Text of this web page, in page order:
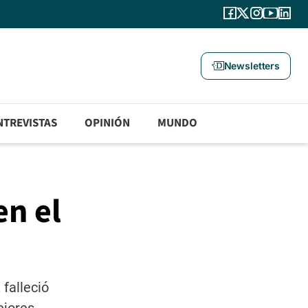
Newsletters
OPINIÓN MUNDO
el
falleció